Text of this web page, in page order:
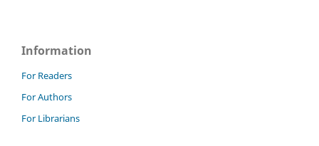
Information
For Readers
For Authors
For Librarians